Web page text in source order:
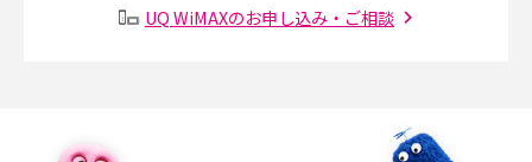
UQ WiMAXのお申し込み・ご相談